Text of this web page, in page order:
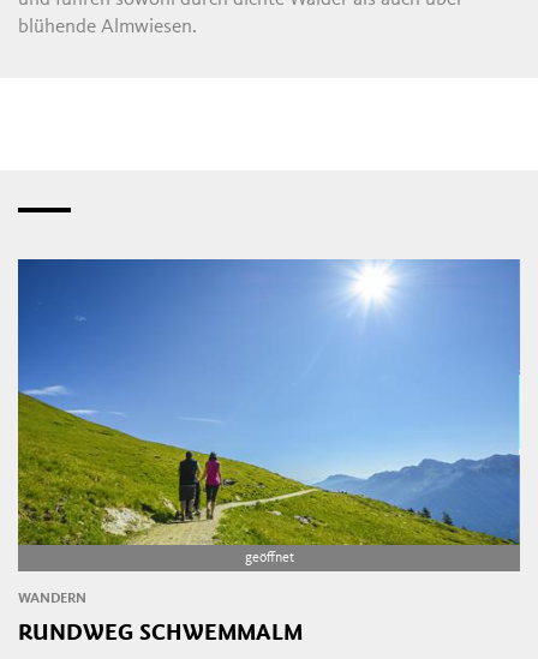
blühende Almwiesen.
geöffnet
WANDERN
RUNDWEG SCHWEMMALM